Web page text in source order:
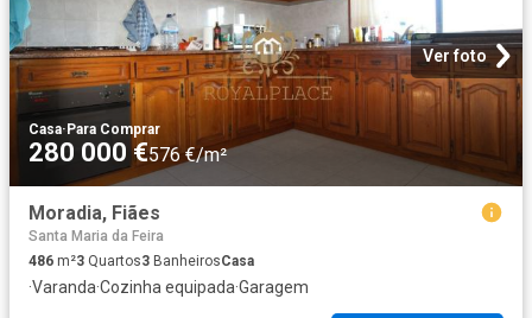
Ver foto
Casa· Para Comprar
280 000 €576 €/m²
Moradia, Fiães
Santa Maria da Feira
486 m²3 Quartos3 BanheirosCasa
·Varanda·Cozinha equipada·Garagem